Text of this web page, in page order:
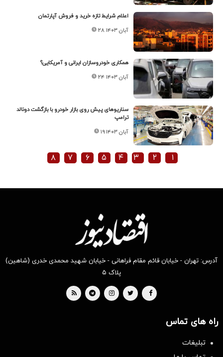
اعلام شرایط تازه خرید و فروش آپارتمان
۲۸ آبان ۱۴۰۳
همکاری خودروسازان ایرانی و آمریکایی؟
۲۴ آبان ۱۴۰۳
سناریوهای پیش روی بازار خودرو با بازگشت دونالد
ترامپ
۱۹ آبان ۱۴۰۳
۱ ۲ ۳ ۴ ۵ ۶ ۷ ۸
آدرس: تهران - خیابان قائم مقام فراهانی - خیابان شهید محمدی خدری (شاهین)
پلاک ۵
راه های تماس
تبلیغات